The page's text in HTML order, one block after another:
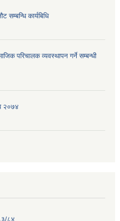
कार्यबिधि
परिचालक व्यवस्थापन गर्ने सम्बन्धी
२०७४
८४